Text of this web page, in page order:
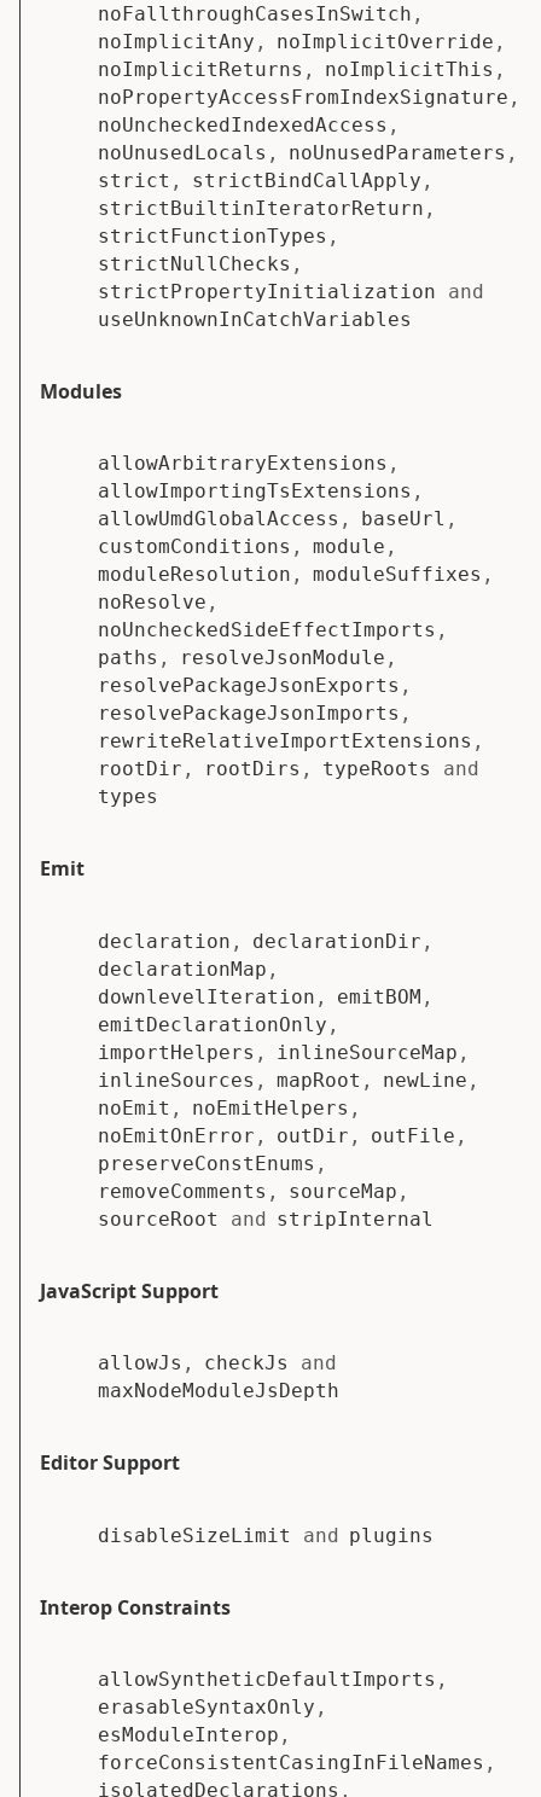
noFallthroughCasesInSwitch ,
noImplicitAny , noImplicitOverride ,
noImplicitReturns , noImplicitThis ,
noPropertyAccessFromIndexSignature ,
noUncheckedIndexedAccess ,
noUnusedLocals , noUnusedParameters ,
strict , strictBindCallApply ,
strictBuiltinIteratorReturn ,
strictFunctionTypes ,
strictNullChecks ,
strictPropertyInitialization and
useUnknownInCatchVariables
Modules
allowArbitraryExtensions ,
allowImportingTsExtensions ,
allowUmdGlobalAccess , baseUrl ,
customConditions , module ,
moduleResolution , moduleSuffixes ,
noResolve ,
noUncheckedSideEffectImports ,
paths , resolveJsonModule ,
resolvePackageJsonExports ,
resolvePackageJsonImports ,
rewriteRelativeImportExtensions ,
rootDir , rootDirs , typeRoots
and
types
Emit
declaration , declarationDir ,
declarationMap ,
downlevelIteration , emitBOM ,
emitDeclarationOnly ,
importHelpers , inlineSourceMap ,
inlineSources , mapRoot , newLine ,
noEmit , noEmitHelpers ,
noEmitOnError , outDir , outFile ,
preserveConstEnums ,
removeComments , sourceMap ,
sourceRoot
and stripInternal
JavaScript Support
allowJs , checkJs
and
maxNodeModuleJsDepth
Editor Support
disableSizeLimit and plugins
Interop Constraints
allowSyntheticDefaultImports ,
erasableSyntaxOnly ,
esModuleInterop ,
forceConsistentCasingInFileNames ,
isolatedDeclarations ,